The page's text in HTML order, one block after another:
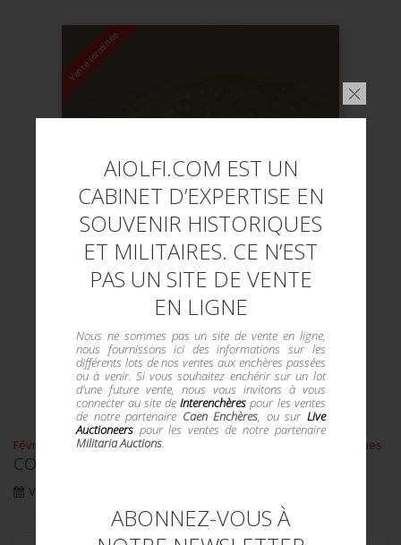
AIOLFI.COM EST UN
CABINET D’EXPERTISE EN
SOUVENIR HISTORIQUES
ET MILITAIRES. CE N’EST
PAS UN SITE DE VENTE
EN LIGNE
Nous ne sommes pas un site de vente en ligne,
nous fournissons ici des informations sur les
différents lots de nos ventes aux enchères passées
ou à venir. Si vous souhaitez enchérir sur un lot
d'une future vente, nous vous invitons à vous
connecter au site deInterenchères pour les ventes
de notre partenaire Caen Enchères, ou sur Live
Auctioneerspour les ventes de notre partenaire
Militaria Auctions.
ABONNEZ-VOUS À
Vente terminée
Février 2020 - Session d'objets militaires et de souvenirs historiques
COLLECTION "NM" - SECONDE PARTIE
Vente du